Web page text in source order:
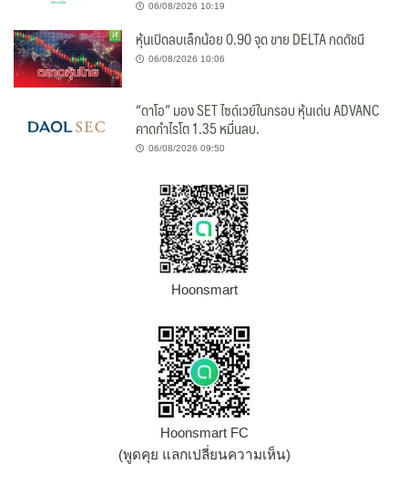
06/08/2026 10:19
หุ้นเปิดลบเล็กน้อย 0.90 จุด ขาย DELTA กดดัชนี
06/08/2026 10:06
“ดาโอ” มอง SET ไซด์เวย์ในกรอบ หุ้นเด่น ADVANC
คาดกำไรโต 1.35 หมื่นลบ.
06/08/2026 09:50
Hoonsmart
Hoonsmart FC
(พูดคุย แลกเปลี่ยนความเห็น)